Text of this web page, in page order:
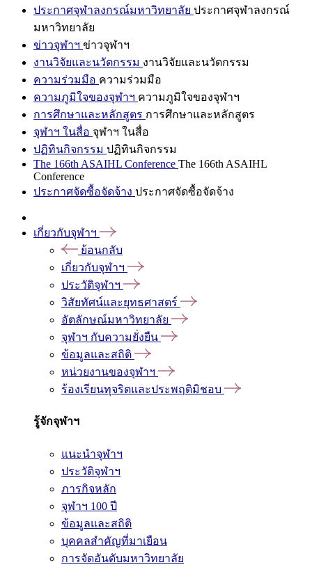
ประกาศจุฬาลงกรณ์มหาวิทยาลัย ประกาศจุฬาลงกรณ์
มหาวิทยาลัย
ข่าวจุฬาฯ ข่าวจุฬาฯ
งานวิจัยและนวัตกรรม งานวิจัยและนวัตกรรม
ความร่วมมือ ความร่วมมือ
ความภูมิใจของจุฬาฯ ความภูมิใจของจุฬาฯ
การศึกษาและหลักสูตร การศึกษาและหลักสูตร
จุฬาฯ ในสื่อ จุฬาฯ ในสื่อ
ปฏิทินกิจกรรม ปฏิทินกิจกรรม
The 166th ASAIHL Conference The 166th ASAIHL
Conference
ประกาศจัดซื้อจัดจ้าง ประกาศจัดซื้อจัดจ้าง
เกี่ยวกับจุฬาฯ
ย้อนกลับ
เกี่ยวกับจุฬาฯ
ประวัติจุฬาฯ
วิสัยทัศน์และยุทธศาสตร์
อัตลักษณ์มหาวิทยาลัย
จุฬาฯ กับความยั่งยืน
ข้อมูลและสถิติ
หน่วยงานของจุฬาฯ
ร้องเรียนทุจริตและประพฤติมิชอบ
รู้จักจุฬาฯ
แนะนำจุฬาฯ
ประวัติจุฬาฯ
ภารกิจหลัก
จุฬาฯ 100 ปี
ข้อมูลและสถิติ
บุคคลสำคัญที่มาเยือน
การจัดอันดับมหาวิทยาลัย